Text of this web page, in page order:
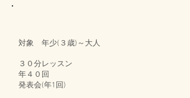
対象 年少(３歳)～大人
３０分レッスン
年４０回
発表会(年1回)